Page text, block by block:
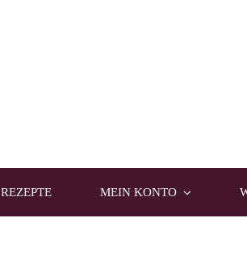
REZEPTE MEIN KONTO